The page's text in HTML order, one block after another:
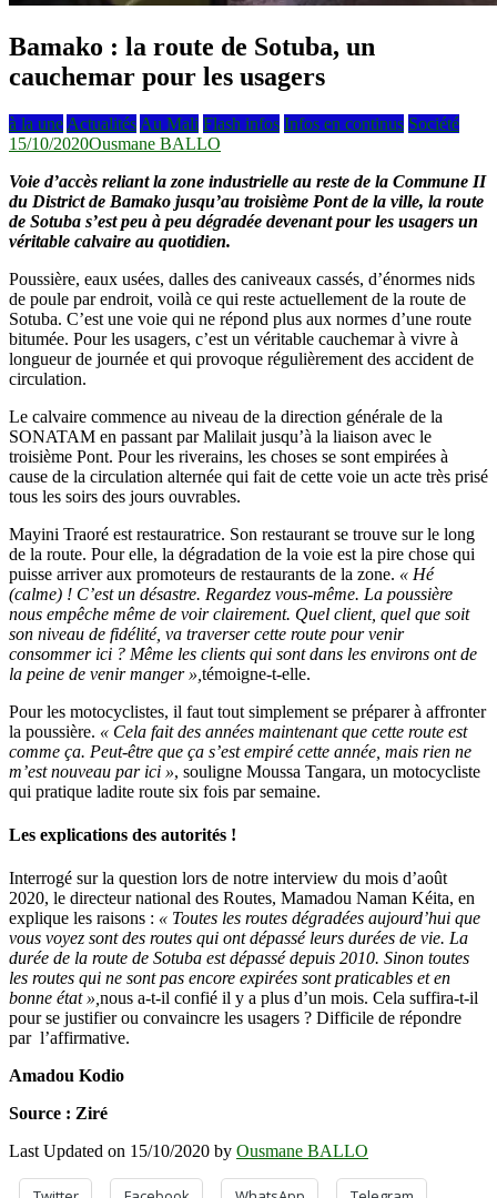
Bamako : la route de Sotuba, un
cauchemar pour les usagers
à la une Actualités Au Mali Flash infos Infos en continus Société
15/10/2020Ousmane BALLO
Voie d’accès reliant la zone industrielle au reste de la Commune II
du District de Bamako jusqu’au troisième Pont de la ville, la route
de Sotuba s’est peu à peu dégradée devenant pour les usagers un
véritable calvaire au quotidien.
Poussière, eaux usées, dalles des caniveaux cassés, d’énormes nids
de poule par endroit, voilà ce qui reste actuellement de la route de
Sotuba. C’est une voie qui ne répond plus aux normes d’une route
bitumée. Pour les usagers, c’est un véritable cauchemar à vivre à
longueur de journée et qui provoque régulièrement des accident de
circulation.
Le calvaire commence au niveau de la direction générale de la
SONATAM en passant par Malilait jusqu’à la liaison avec le
troisième Pont. Pour les riverains, les choses se sont empirées à
cause de la circulation alternée qui fait de cette voie un acte très prisé
tous les soirs des jours ouvrables.
Mayini Traoré est restauratrice. Son restaurant se trouve sur le long
de la route. Pour elle, la dégradation de la voie est la pire chose qui
puisse arriver aux promoteurs de restaurants de la zone. « Hé
(calme) ! C’est un désastre. Regardez vous-même. La poussière
nous empêche même de voir clairement. Quel client, quel que soit
son niveau de fidélité, va traverser cette route pour venir
consommer ici ? Même les clients qui sont dans les environs ont de
la peine de venir manger », témoigne-t-elle.
Pour les motocyclistes, il faut tout simplement se préparer à affronter
la poussière. « Cela fait des années maintenant que cette route est
comme ça. Peut-être que ça s’est empiré cette année, mais rien ne
m’est nouveau par ici », souligne Moussa Tangara, un motocycliste
qui pratique ladite route six fois par semaine.
Les explications des autorités !
Interrogé sur la question lors de notre interview du mois d’août
2020, le directeur national des Routes, Mamadou Naman Kéita, en
explique les raisons : « Toutes les routes dégradées aujourd’hui que
vous voyez sont des routes qui ont dépassé leurs durées de vie. La
durée de la route de Sotuba est dépassé depuis 2010. Sinon toutes
les routes qui ne sont pas encore expirées sont praticables et en
bonne état », nous a-t-il confié il y a plus d’un mois. Cela suffira-t-il
pour se justifier ou convaincre les usagers ? Difficile de répondre
par l’affirmative.
Amadou Kodio
Source : Ziré
Last Updated on 15/10/2020 by Ousmane BALLO